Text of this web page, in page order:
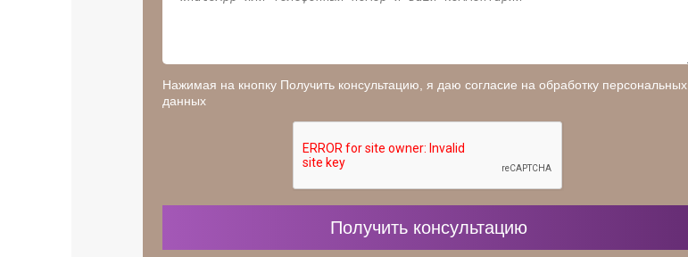
Нажимая на кнопку Получить консультацию, я даю согласие на обработку персональных
данных